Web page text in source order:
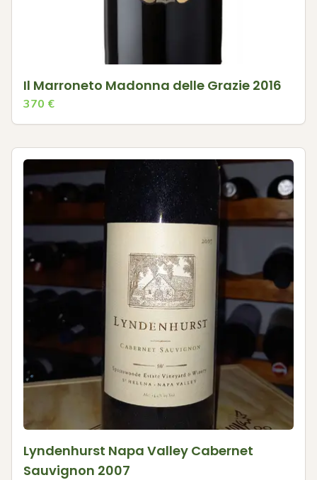
Il Marroneto Madonna delle Grazie 2016
370 €
Lyndenhurst Napa Valley Cabernet
Sauvignon 2007